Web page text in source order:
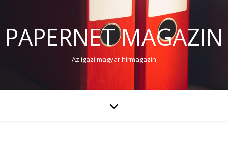
PAPERNET MAGAZIN
Az igazi magyar hírmagazin